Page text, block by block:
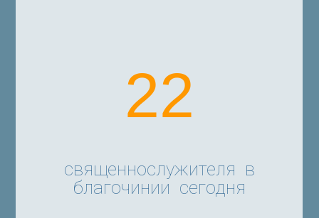
22
священнослужителя в
благочинии сегодня